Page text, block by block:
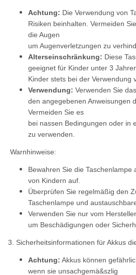
Achtung: Die Verwendung von
Risiken beinhalten. Vermeiden
die Augen
um Augenverletzungen zu
Alterseinschränkung: Diese
geeignet für Kinder unter 3
Kinder stets bei der Verwendung
Verwendung: Verwenden Sie
den angegebenen Anweisungen
Vermeiden Sie es
bei nassen Bedingungen oder in
zu verwenden.
Warnhinweise:
Bewahren Sie die Taschenlampe
von Kindern auf.
Überprüfen Sie regelmäßig den
Taschenlampe und
Verwenden Sie nur vom
um Beschädigungen oder
3. Sicherheitsinformationen für Akkus
Achtung: Akkus können
wenn sie unsachgemä&szlig